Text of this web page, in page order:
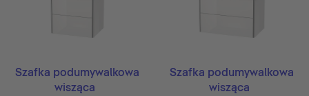
Szafka podumywalkowa
wisząca
Szafka podumywalkowa
wisząca